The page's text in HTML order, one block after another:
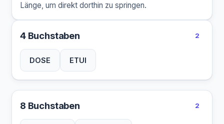
Länge, um direkt dorthin zu springen.
4 Buchstaben 2
DOSE ETUI
8 Buchstaben 2